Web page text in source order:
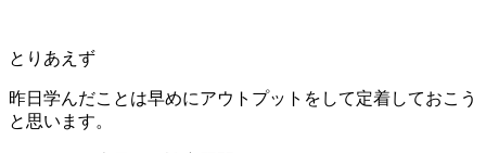
とりあえず
昨日学んだことは早めにアウトプットをして定着しておこう
と思います。